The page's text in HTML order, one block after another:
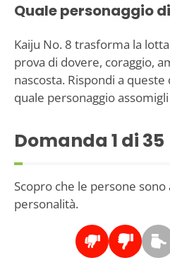
Quale personaggio
Kaiju No. 8 trasforma la
prova di dovere, coraggio,
nascosta. Rispondi a
quale personaggio
Domanda 1 di 35
Scopro che le persone
personalità.